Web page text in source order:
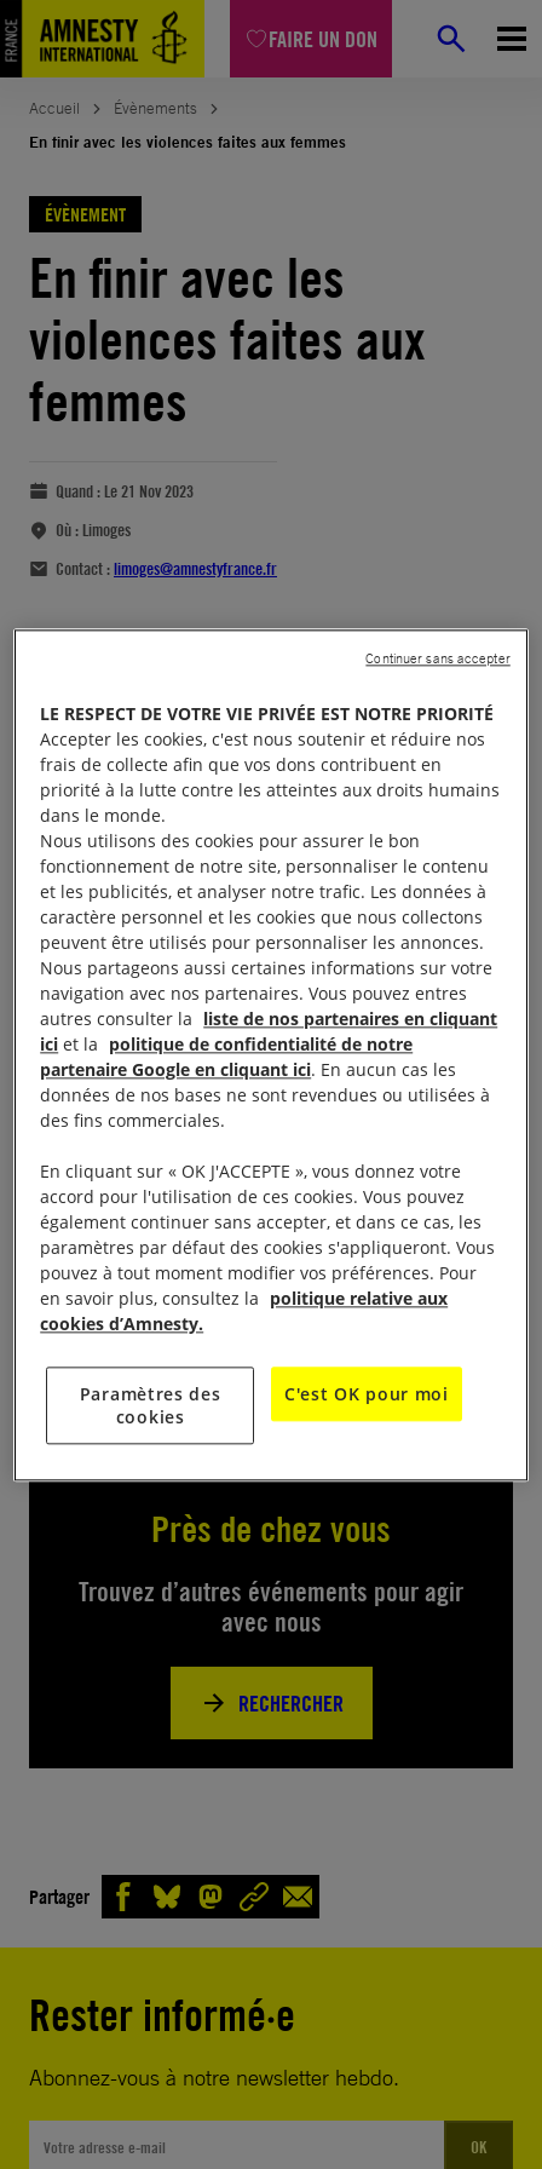
FAIRE UN DON
Accueil
Évènements
En finir avec les violences faites aux femmes
ÉVÈNEMENT
En finir avec les
violences faites aux
femmes
Quand : Le 21 Nov 2023
Où : Limoges
Contact :limoges@amnestyfrance.fr
14h-18h
Associé au « collectif 8 mars 87 » le groupe tiendra ,
sur le village associatif, un stand d’information et de
Près de chez vous
Trouvez d’autres événements pour agir
avec nous
RECHERCHER
Partager
Rester informé·e
Abonnez-vous à notre newsletter hebdo.
OK
LE RESPECT DE VOTRE VIE PRIVÉE EST NOTRE PRIORITÉ
Accepter les cookies, c'est nous soutenir et réduire nos
frais de collecte afin que vos dons contribuent en
priorité à la lutte contre les atteintes aux droits humains
dans le monde.
Nous utilisons des cookies pour assurer le bon
fonctionnement de notre site, personnaliser le contenu
et les publicités, et analyser notre trafic. Les données à
caractère personnel et les cookies que nous collectons
peuvent être utilisés pour personnaliser les annonces.
Nous partageons aussi certaines informations sur votre
navigation avec nos partenaires. Vous pouvez entres
autres consulter la liste de nos partenaires en cliquant
ici et la politique de confidentialité de notre
partenaire Google en cliquant ici. En aucun cas les
données de nos bases ne sont revendues ou utilisées à
des fins commerciales.
En cliquant sur « OK J'ACCEPTE », vous donnez votre
accord pour l'utilisation de ces cookies. Vous pouvez
également continuer sans accepter, et dans ce cas, les
paramètres par défaut des cookies s'appliqueront. Vous
pouvez à tout moment modifier vos préférences. Pour
en savoir plus, consultez la politique relative aux
cookies d’Amnesty.
Paramètres des
cookies
C'est OK pour moi
Continuer sans accepter